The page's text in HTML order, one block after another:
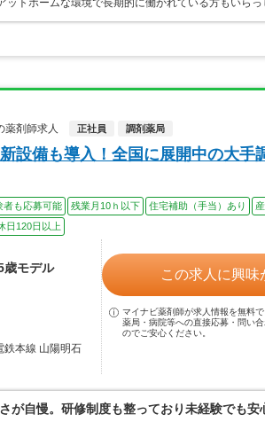
トホームな環境で長期的に働かれている方もいらっ
剤師求人 正社員 調剤薬局
備も導入！全国に展開中の大手
者も応募可能 残業月10ｈ以下 住宅補助（手当）あり
日120日以上
歳モデル
鉄本線 山陽明石
この求人に興味
マイナビ薬剤師が求人情報を無料で
薬局・病院等への直接応募・問い
のでご安心ください。
が自慢。研修制度も整っており未経験でも安